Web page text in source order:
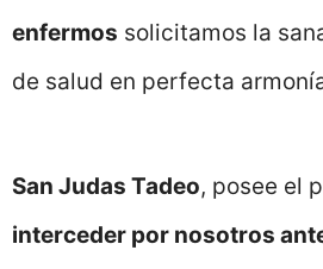
enfermos solicitamos la
de salud en perfecta
San Judas Tadeo, posee el
interceder por nosotros